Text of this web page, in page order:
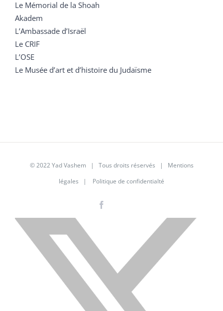
Le Mémorial de la Shoah
Akadem
L’Ambassade d’Israël
Le CRIF
L’OSE
Le Musée d’art et d’histoire du Judaïsme
© 2022 Yad Vashem | Tous droits réservés | Mentions
légales | Politique de confidentialté
X